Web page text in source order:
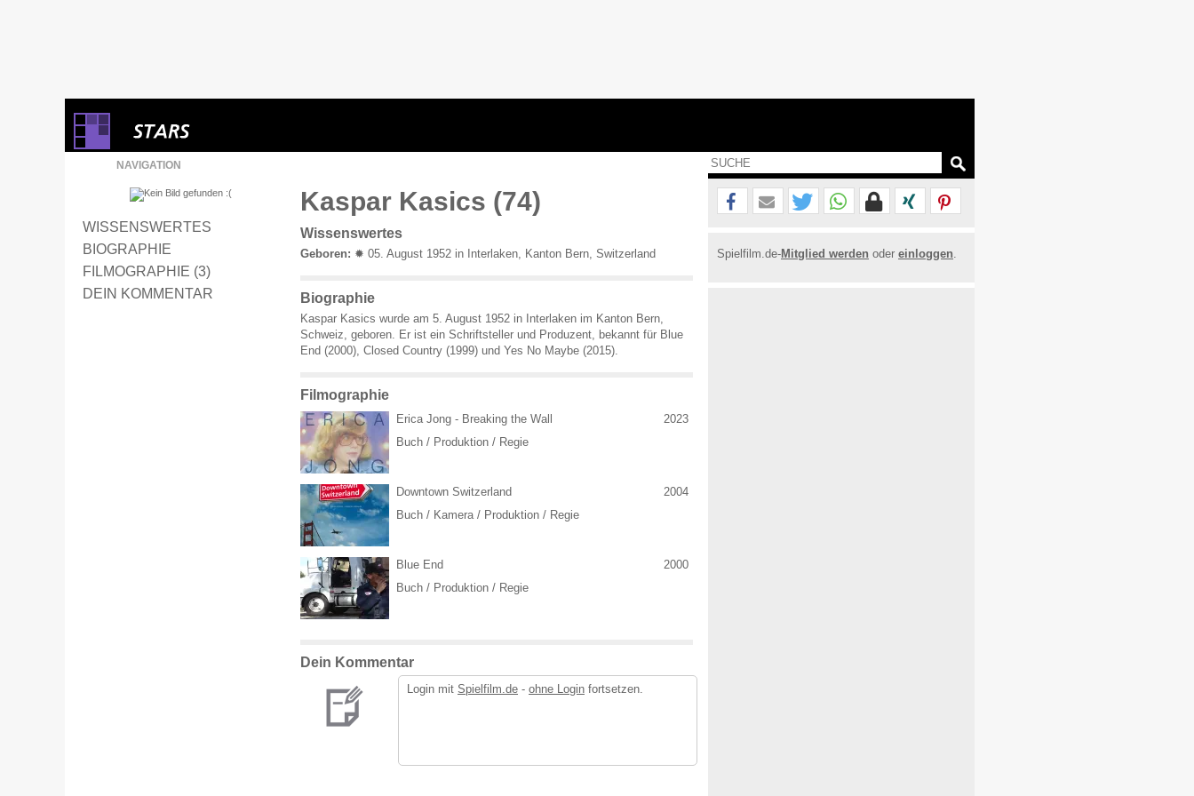
NAVIGATION
WISSENSWERTES
BIOGRAPHIE
FILMOGRAPHIE (3)
DEIN KOMMENTAR
Kaspar Kasics (74)
Wissenswertes
Geboren: ✹ 05. August 1952 in Interlaken, Kanton Bern, Switzerland
Biographie
Kaspar Kasics wurde am 5. August 1952 in Interlaken im Kanton Bern,
Schweiz, geboren. Er ist ein Schriftsteller und Produzent, bekannt für Blue
End (2000), Closed Country (1999) und Yes No Maybe (2015).
Filmographie
Erica Jong - Breaking the Wall
Buch / Produktion / Regie
2023
Downtown Switzerland
Buch / Kamera / Produktion / Regie
2004
Blue End
Buch / Produktion / Regie
2000
Dein Kommentar
Login mit Spielfilm.de - ohne Login fortsetzen.
Spielfilm.de-Mitglied werden oder einloggen.